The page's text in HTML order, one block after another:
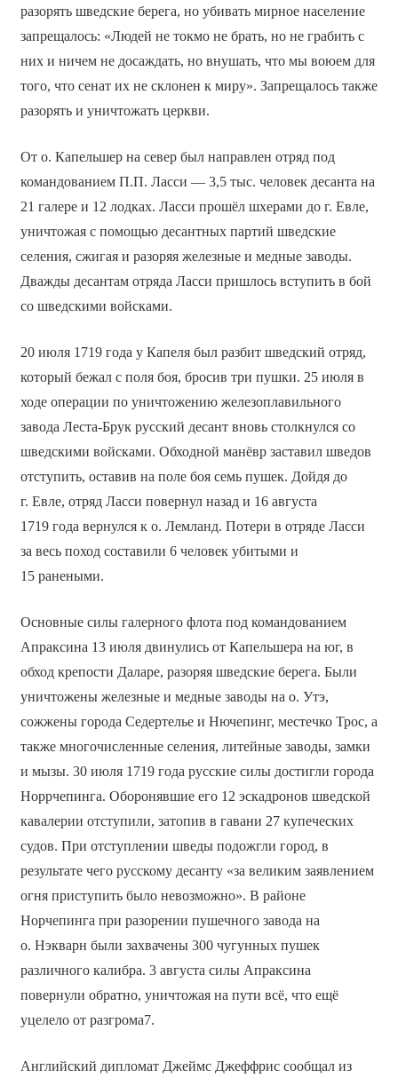
разорять шведские берега, но убивать мирное население
запрещалось: «Людей не токмо не брать, но не грабить с
них и ничем не досаждать, но внушать, что мы воюем для
того, что сенат их не склонен к миру». Запрещалось также
разорять и уничтожать церкви.
От о. Капельшер на север был направлен отряд под
командованием П.П. Ласси — 3,5 тыс. человек десанта на
21 галере и 12 лодках. Ласси прошёл шхерами до г. Евле,
уничтожая с помощью десантных партий шведские
селения, сжигая и разоряя железные и медные заводы.
Дважды десантам отряда Ласси пришлось вступить в бой
со шведскими войсками.
20 июля 1719 года у Капеля был разбит шведский отряд,
который бежал с поля боя, бросив три пушки. 25 июля в
ходе операции по уничтожению железоплавильного
завода Леста-Брук русский десант вновь столкнулся со
шведскими войсками. Обходной манёвр заставил шведов
отступить, оставив на поле боя семь пушек. Дойдя до
г. Евле, отряд Ласси повернул назад и 16 августа
1719 года вернулся к о. Лемланд. Потери в отряде Ласси
за весь поход составили 6 человек убитыми и
15 ранеными.
Основные силы галерного флота под командованием
Апраксина 13 июля двинулись от Капельшера на юг, в
обход крепости Даларе, разоряя шведские берега. Были
уничтожены железные и медные заводы на о. Утэ,
сожжены города Седертелье и Нючепинг, местечко Трос, а
также многочисленные селения, литейные заводы, замки
и мызы. 30 июля 1719 года русские силы достигли города
Норрчепинга. Оборонявшие его 12 эскадронов шведской
кавалерии отступили, затопив в гавани 27 купеческих
судов. При отступлении шведы подожгли город, в
результате чего русскому десанту «за великим заявлением
огня приступить было невозможно». В районе
Норчепинга при разорении пушечного завода на
о. Нэкварн были захвачены 300 чугунных пушек
различного калибра. 3 августа силы Апраксина
повернули обратно, уничтожая на пути всё, что ещё
уцелело от разгрома7.
Английский дипломат Джеймс Джеффрис сообщал из